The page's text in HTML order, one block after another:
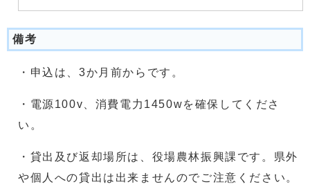
備考
・申込は、3か月前からです。
・電源100v、消費電力1450wを確保してくださ
い。
・貸出及び返却場所は、役場農林振興課です。県外
や個人への貸出は出来ませんのでご注意ください。